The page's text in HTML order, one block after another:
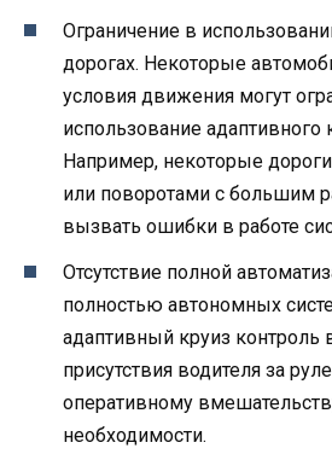
Ограничение в
дорогах. Некоторые
условия движения могут
использование адаптивного
Например, некоторые
или поворотами с большим
вызвать ошибки в работе
Отсутствие полной
полностью автономных
адаптивный круиз контроль
присутствия водителя за
оперативному
необходимости.